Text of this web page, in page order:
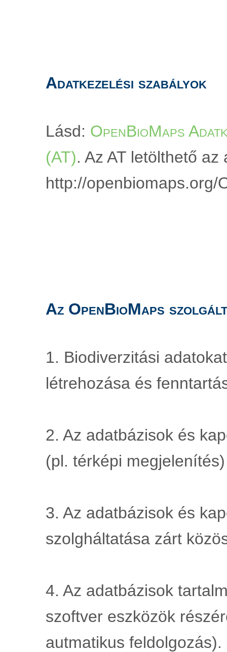
Adatkezelési szabályok
Lásd: OpenBioMaps
(AT). Az AT letölthető az
http://openbiomaps.org/
Az OpenBioMaps
1. Biodiverzitási
létrehozása és
2. Az adatbázisok és
(pl. térképi
3. Az adatbázisok és
szolgháltatása zárt
4. Az adatbázisok
szoftver eszközök
autmatikus feldolgozás).